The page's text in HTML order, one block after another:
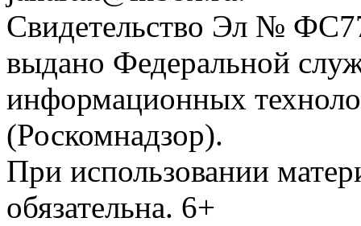
Свидетельство Эл №
выдано Федеральной
информационных
(Роскомнадзор).
При использовании
обязательна. 6+